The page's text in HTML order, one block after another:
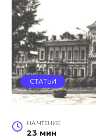
СТАТЬИ
НА ЧТЕНИЕ
23 мин